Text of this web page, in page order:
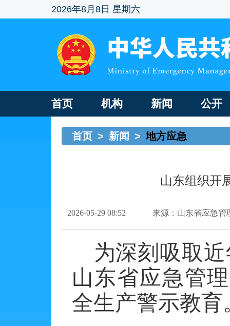
2026年8月8日 星期六
首页 机构 新闻 公开
首页 > 新闻 > 地方应急
山东组织开
2026-05-29 08:52 来源：山东省应急管
为深刻吸取
山东省应急管
全生产警示教育